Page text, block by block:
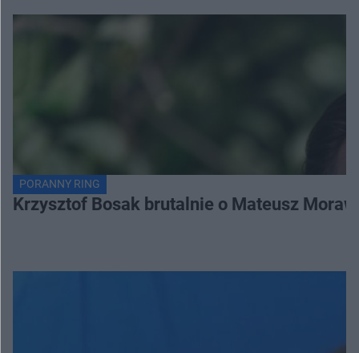
PORANNY RING
Krzysztof Bosak brutalnie o Mateusz